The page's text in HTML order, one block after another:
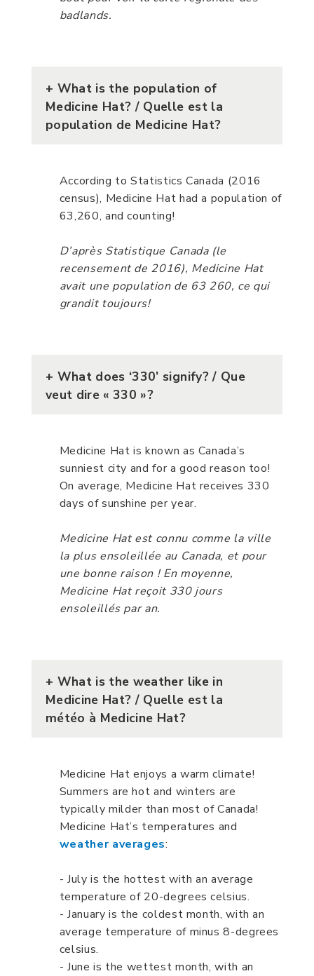
badlands.
+ What is the population of
Medicine Hat? / Quelle est la
population de Medicine Hat?
According to Statistics Canada (2016
census), Medicine Hat had a population of
63,260, and counting!
D’après Statistique Canada (le
recensement de 2016), Medicine Hat
avait une population de 63 260, ce qui
grandit toujours!
+ What does ‘330’ signify? / Que
veut dire « 330 »?
Medicine Hat is known as Canada’s
sunniest city and for a good reason too!
On average, Medicine Hat receives 330
days of sunshine per year.
Medicine Hat est connu comme la ville
la plus ensoleillée au Canada, et pour
une bonne raison ! En moyenne,
Medicine Hat reçoit 330 jours
ensoleillés par an.
+ What is the weather like in
Medicine Hat? / Quelle est la
météo à Medicine Hat?
Medicine Hat enjoys a warm climate!
Summers are hot and winters are
typically milder than most of Canada!
Medicine Hat’s temperatures and
weather averages:
- July is the hottest with an average
temperature of 20-degrees celsius.
- January is the coldest month, with an
average temperature of minus 8-degrees
celsius.
- June is the wettest month, with an